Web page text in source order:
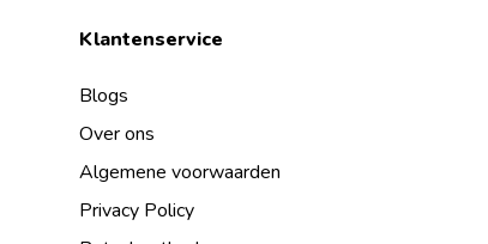
Klantenservice
Blogs
Over ons
Algemene voorwaarden
Privacy Policy